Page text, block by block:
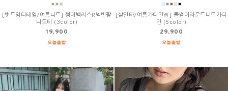
[🌴트임디테일/여름니트] 썸머백리스R넥반팔
니트티 (3color)
19,900
[살안타/여름가디건🍧] 쿨썸머라운드니트가디
건 (5color)
29,900